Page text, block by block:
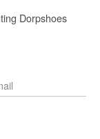
Dorpshoes